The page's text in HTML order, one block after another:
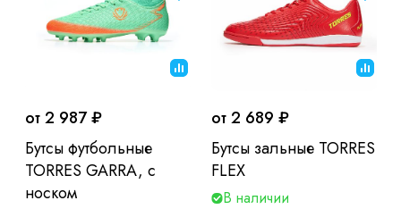
от 2 987 ₽
Бутсы футбольные
TORRES GARRA, с
носком
от 2 689 ₽
Бутсы зальные TORRES
FLEX
В наличии